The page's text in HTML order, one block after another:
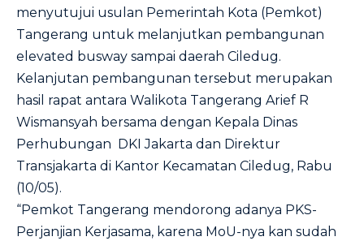
menyutujui usulan Pemerintah Kota (Pemkot)
Tangerang untuk melanjutkan pembangunan
elevated busway sampai daerah Ciledug.
Kelanjutan pembangunan tersebut merupakan
hasil rapat antara Walikota Tangerang Arief R
Wismansyah bersama dengan Kepala Dinas
Perhubungan DKI Jakarta dan Direktur
Transjakarta di Kantor Kecamatan Ciledug, Rabu
(10/05).
“Pemkot Tangerang mendorong adanya PKS-
Perjanjian Kerjasama, karena MoU-nya kan sudah